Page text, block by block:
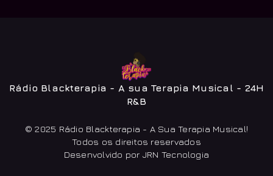
Rádio Blackterapia - A sua Terapia Musical - 24H
R&B
© 2025 Rádio Blackterapia - A Sua Terapia Musical!
Todos os direitos reservados
Desenvolvido por JRN Tecnologia